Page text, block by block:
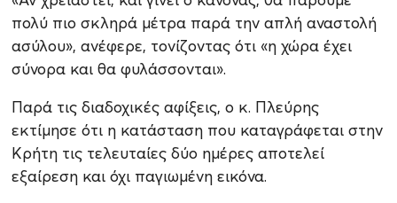
πολύ πιο σκληρά μέτρα παρά την απλή αναστολή
ασύλου», ανέφερε, τονίζοντας ότι «η χώρα έχει
σύνορα και θα φυλάσσονται».
Παρά τις διαδοχικές αφίξεις, ο κ. Πλεύρης
εκτίμησε ότι η κατάσταση που καταγράφεται στην
Κρήτη τις τελευταίες δύο ημέρες αποτελεί
εξαίρεση και όχι παγιωμένη εικόνα.